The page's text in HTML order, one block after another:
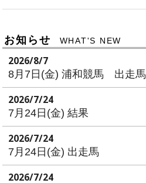
お知らせ WHAT'S NEW
2026/8/7
8月7日(金) 浦和競馬 出走馬
2026/7/24
7月24日(金) 結果
2026/7/24
7月24日(金) 出走馬
2026/7/24